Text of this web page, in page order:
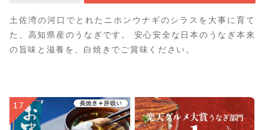
土佐湾の河口でとれたニホンウナギのシラスを大事に育て
た、高知県産のうなぎです。 安心安全な日本のうなぎ本来
の旨味と滋養を、白焼きでご賞味ください。
17